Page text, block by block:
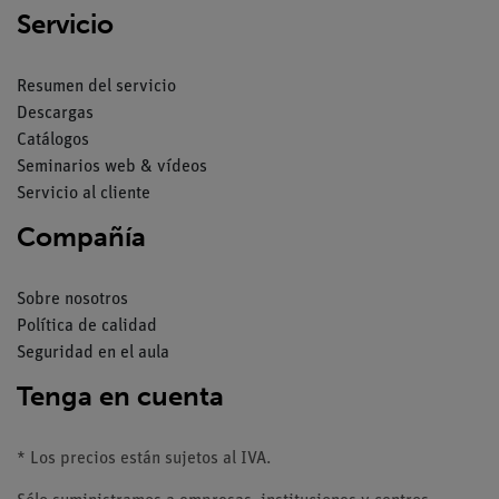
Servicio
Resumen del servicio
Descargas
Catálogos
Seminarios web & vídeos
Servicio al cliente
Compañía
Sobre nosotros
Política de calidad
Seguridad en el aula
Tenga en cuenta
* Los precios están sujetos al IVA.